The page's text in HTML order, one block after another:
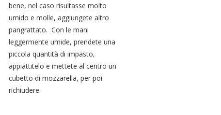
bene, nel caso risultasse molto
umido e molle, aggiungete altro
pangrattato. Con le mani
leggermente umide, prendete una
piccola quantità di impasto,
appiattitelo e mettete al centro un
cubetto di mozzarella, per poi
richiudere.